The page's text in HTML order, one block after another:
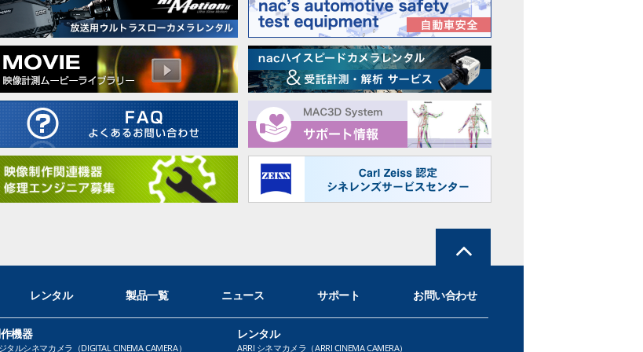
レンタル 製品一覧 ニュース サポート お問い合わせ
機器
タルシネマカメラ（DIGITAL CINEMA CAMERA）
レンタル
ARRI シネマカメラ（ARRI CINEMA CAMERA）